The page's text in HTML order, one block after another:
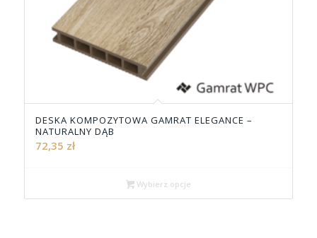
DESKA KOMPOZYTOWA GAMRAT ELEGANCE –
NATURALNY DĄB
72,35 zł
Wybierz opcje